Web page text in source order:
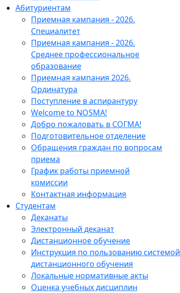
Абитуриентам
Приемная кампания - 2026.
Специалитет
Приемная кампания - 2026.
Среднее профессиональное
образование
Приемная кампания 2026.
Ординатура
Поступление в аспирантуру
Welcome to NOSMA!
Добро пожаловать в СОГМА!
Подготовительное отделение
Обращения граждан по вопросам
приема
График работы приемной
комиссии
Контактная информация
Студентам
Деканаты
Электронный деканат
Дистанционное обучение
Инструкция по пользованию системой
дистанционного обучения
Локальные нормативные акты
Оценка учебных дисциплин